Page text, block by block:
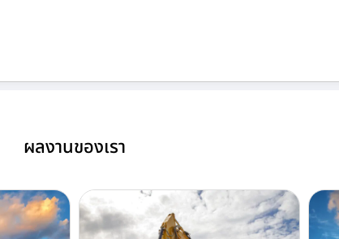
ผลงานของเรา